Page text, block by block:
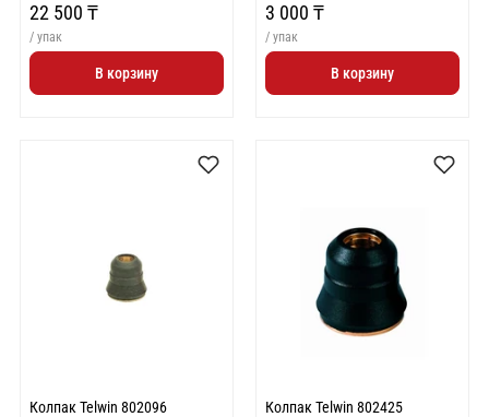
22 500 ₸
/ упак
В корзину
3 000 ₸
/ упак
В корзину
Колпак Telwin 802096 Колпак Telwin 802425